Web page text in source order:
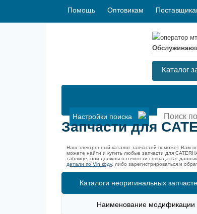
Помощь Оптовикам
Каталог
Настройки поиска
Запчасти для
Наш электронный каталог запчастей поможет Вам
можете найти и купить любые запчасти для
таблице, они должны в точности совпадать с
детали по Vin коду, либо зарегистрироваться и
Каталоги неоригинальных
Наименование модификации